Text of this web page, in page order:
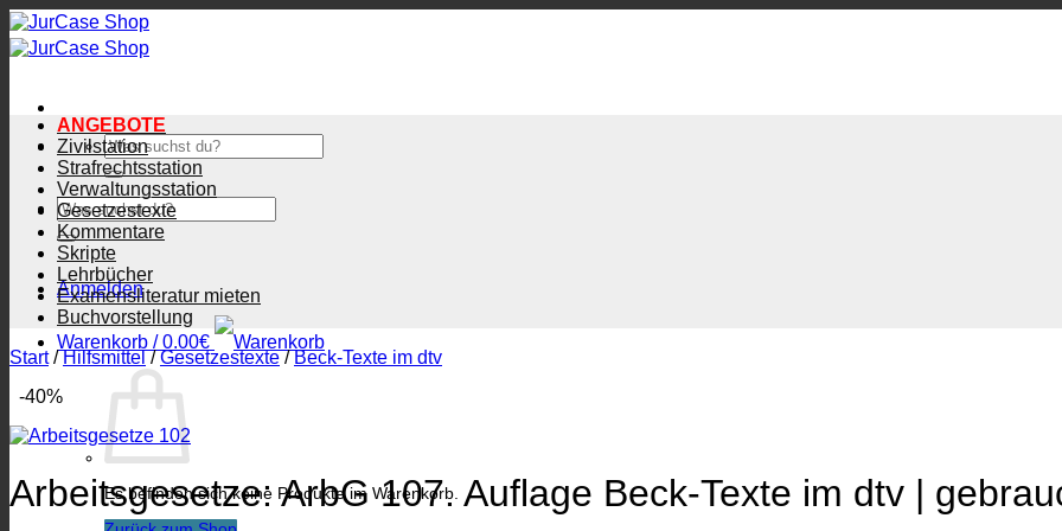
Zum
Inhalt
springen
Suchen
nach:
Suchen
nach:
Anmelden
Warenkorb /0.00€
Es befinden sich keine Produkte im Warenkorb.
ANGEBOTE
Zivilstation
Strafrechtsstation
Verwaltungsstation
Gesetzestexte
Kommentare
Skripte
Lehrbücher
Examensliteratur mieten
Buchvorstellung
Start / Hilfsmittel / Gesetzestexte / Beck-Texte im dtv
-40%
Arbeitsgesetze: ArbG 107. Auflage Beck-Texte im dtv |